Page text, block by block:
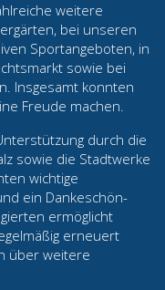
weitere
bei unseren
Sportangeboten, in
sowie bei
Insgesamt konnten
Freude machen.
durch die
sowie die Stadtwerke
wichtige
ein Dankeschön-
ermöglicht
erneuert
über weitere